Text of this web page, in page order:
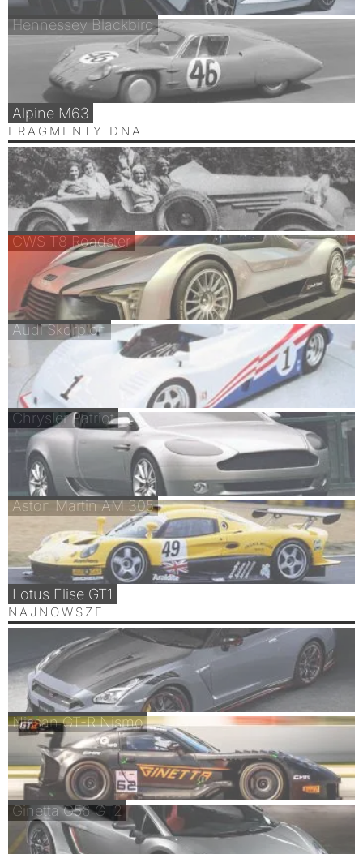
Hennessey Blackbird
Alpine M63
FRAGMENTY DNA
CWS T8 Roadster
Audi Skorpion
Chrysler Patriot
Aston Martin AM 305
Lotus Elise GT1
NAJNOWSZE
Nissan GT-R Nismo
Ginetta G56 GT2